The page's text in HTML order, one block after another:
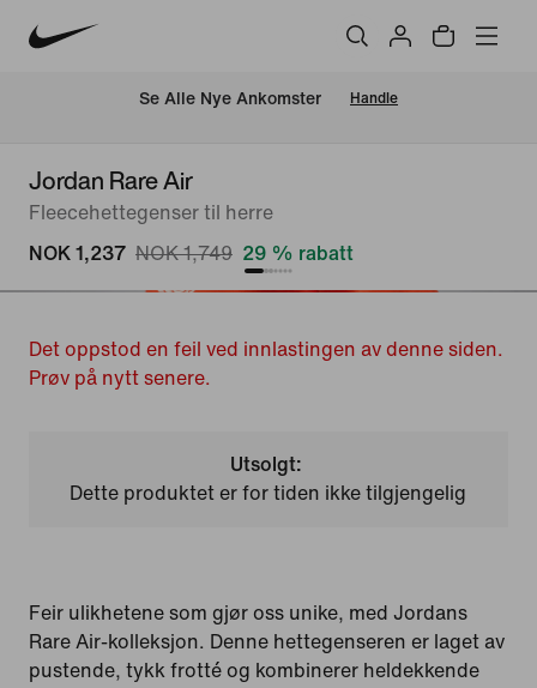
Se Alle Nye Ankomster Handle
Jordan Rare Air
Fleecehettegenser til herre
NOK 1,237 NOK 1,749 29 % rabatt
Det oppstod en feil ved innlastingen av denne siden.
Prøv på nytt senere.
Utsolgt:
Dette produktet er for tiden ikke tilgjengelig
Feir ulikhetene som gjør oss unike, med Jordans
Rare Air-kolleksjon. Denne hettegenseren er laget av
pustende, tykk frotté og kombinerer heldekkende